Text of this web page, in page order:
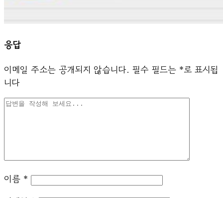
응답
이메일 주소는 공개되지 않습니다. 필수 필드는 *로 표시됩
니다
이름 *